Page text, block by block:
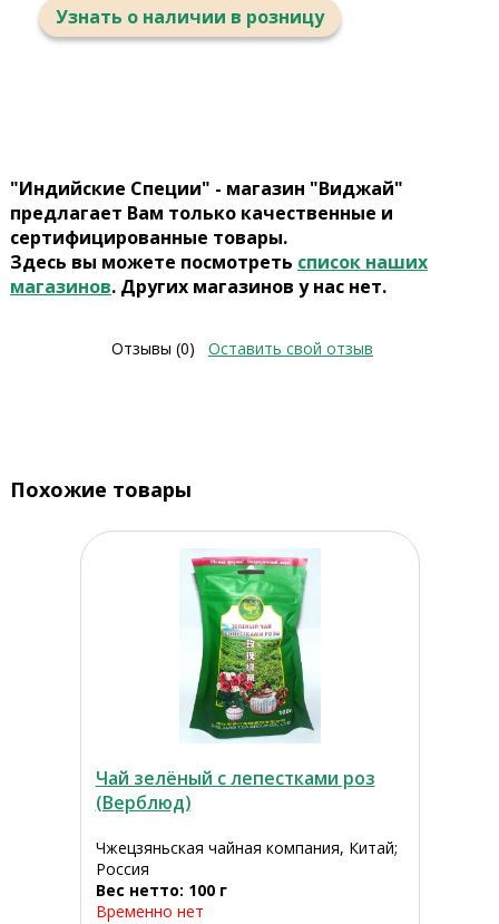
Узнать о наличии в розницу
"Индийские Специи" - магазин "Виджай"
предлагает Вам только качественные и
сертифицированные товары.
Здесь вы можете посмотреть список наших
магазинов. Других магазинов у нас нет.
Отзывы (0) Оставить свой отзыв
Похожие товары
Чай зелёный с лепестками роз
(Верблюд)
Чжецзяньская чайная компания, Китай;
Россия
Вес нетто: 100 г
Временно нет